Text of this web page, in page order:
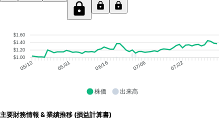
$1.60
$1.40
$1.20
$1.00
05/12 05/31 06/16 07/06 07/22
株価 出来高
主要財務情報 & 業績推移 (損益計算書)